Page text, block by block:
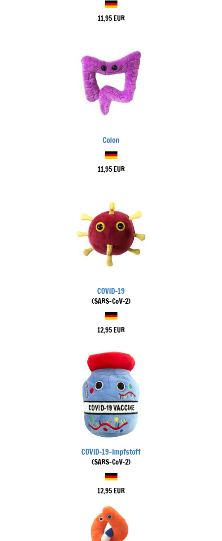
11,95 EUR
Colon
11,95 EUR
COVID-19
(SARS-CoV-2)
12,95 EUR
COVID-19-Impfstoff
(SARS-CoV-2)
12,95 EUR